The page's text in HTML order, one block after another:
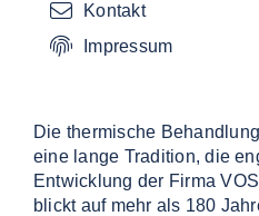
Die thermische
eine lange Tradition, die
Entwicklung der Firma
blickt auf mehr als 180
Kontakt
Impressum